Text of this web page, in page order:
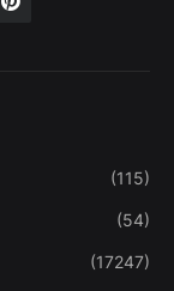
(115)
(54)
(17247)